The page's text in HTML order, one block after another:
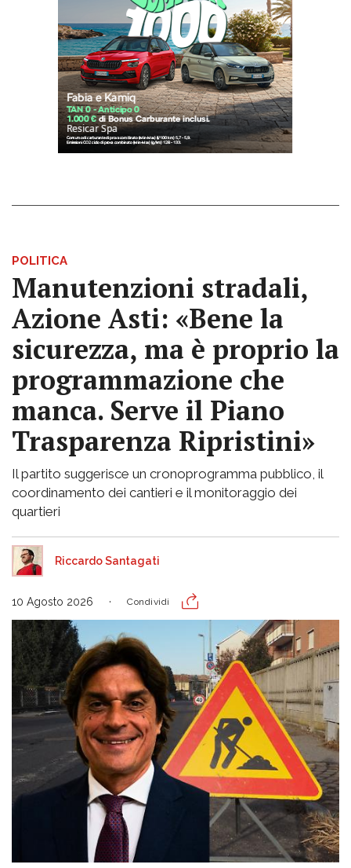
POLITICA
Manutenzioni stradali,
Azione Asti: «Bene la
sicurezza, ma è proprio la
programmazione che
manca. Serve il Piano
Trasparenza Ripristini»
Il partito suggerisce un cronoprogramma pubblico, il
coordinamento dei cantieri e il monitoraggio dei
quartieri
Riccardo Santagati
10 Agosto 2026 Condividi